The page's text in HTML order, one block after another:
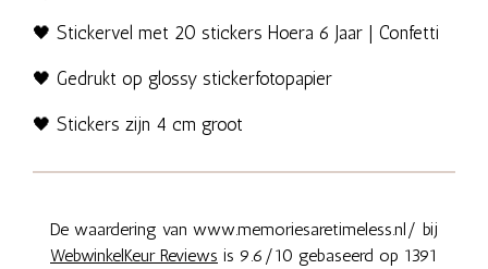
🖤 Stickervel met 20 stickers Hoera 6 Jaar | Confetti
🖤 Gedrukt op glossy stickerfotopapier
🖤 Stickers zijn 4 cm groot
De waardering van www.memoriesaretimeless.nl/ bij
WebwinkelKeur Reviews is 9.6/10 gebaseerd op 1391